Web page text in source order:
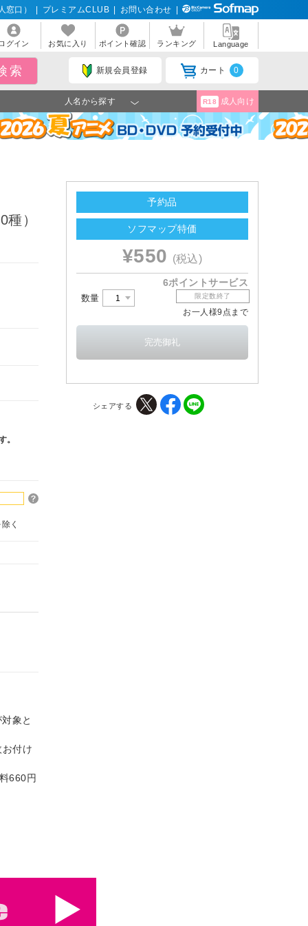
窓口） プレミアムCLUB お問い合わせ
グイン お気に入り ポイント確認 ランキング Language
新規会員登録 カート 0
人名から探す R18 成人向け
）
。
く
象と
付け
660円
予約品
ソフマップ特価
¥550 (税込)
6ポイントサービス
数量 限定数終了
お一人様9点まで
シェアする